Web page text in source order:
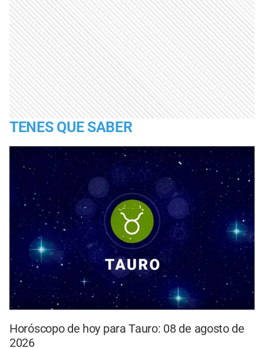
TENES QUE SABER
Horóscopo de hoy para Tauro: 08 de agosto de
2026